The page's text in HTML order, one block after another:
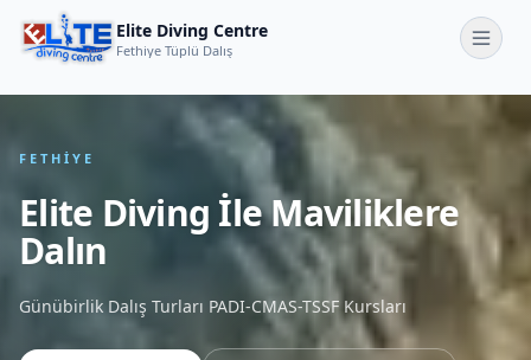
Elite Diving Centre
Fethiye Tüplü Dalış
FETHIYE
Elite Diving İle Maviliklere
Dalın
Günübirlik Dalış Turları PADI-CMAS-TSSF Kursları